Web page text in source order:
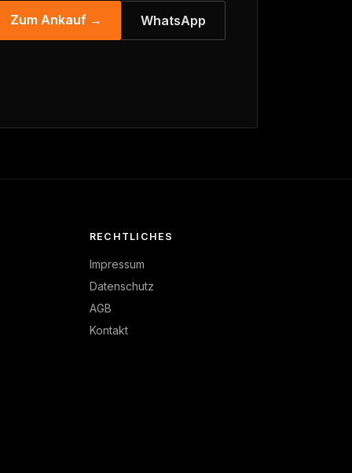
Zum Ankauf → WhatsApp
RECHTLICHES
Impressum
Datenschutz
AGB
Kontakt